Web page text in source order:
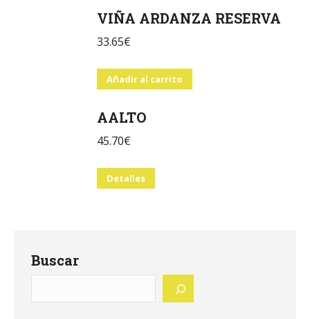
VIÑA ARDANZA RESERVA
33.65€
Añadir al carrito
AALTO
45.70€
Detalles
Buscar